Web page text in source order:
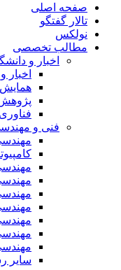
صفحه اصلی
تالار گفتگو
نولکس
مطالب تخصصی
اخبار و دانشگاه
اخبار و
همایش و
پژوهش و
فناوری و
فنی و مهندسی
مهندسی
کامپیوتر و
مهندسی
مهندسی
مهندسی
مهندسی
مهندسی
مهندسی
مهندسی
سایر